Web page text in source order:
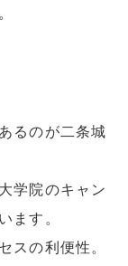
るのが二条城
学院のキャン
ます。
スの利便性。